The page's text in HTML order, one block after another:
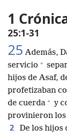
la
Biblia
1
25:1-31
25 Además,
servicio +
hijos de Asaf,
profetizaban
de cuerda + y
provinieron los
2 De los hijos